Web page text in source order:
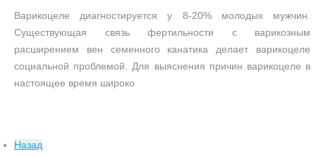
Варикоцеле диагностируется у 8-20% молодых мужчин.
Существующая связь фертильности с варикозным
расширением вен семенного канатика делает варикоцеле
социальной проблемой. Для выяснения причин варикоцеле в
настоящее время широко
Назад